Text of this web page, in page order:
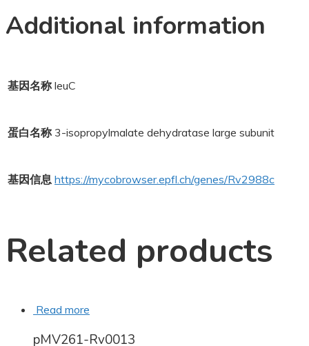
Additional information
基因名称 leuC
蛋白名称 3-isopropylmalate dehydratase large subunit
基因信息 https://mycobrowser.epfl.ch/genes/Rv2988c
Related products
Read more
pMV261-Rv0013